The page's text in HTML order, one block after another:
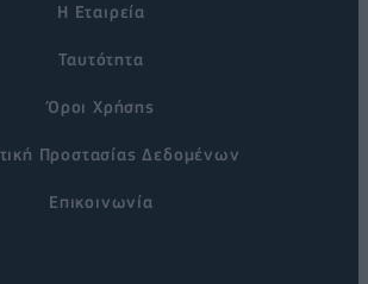
Η Εταιρεία
Ταυτότητα
Όροι Χρήσης
Προστασίας Δεδομένων
Επικοινωνία